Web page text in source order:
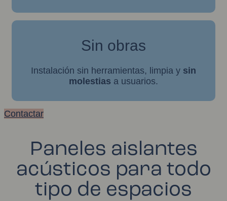
Sin obras
Instalación sin herramientas, limpia y sin
molestias a usuarios.
Contactar
Paneles aislantes
acústicos para todo
tipo de espacios